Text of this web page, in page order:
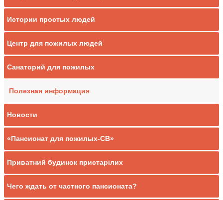
Истории простых людей
Центр для пожилых людей
Санаторий для пожилых
Полезная информация
Новости
«Пансионат для пожилых-СВ»
Приватний будинок пристарілих
Чего ждать от частного пансионата?